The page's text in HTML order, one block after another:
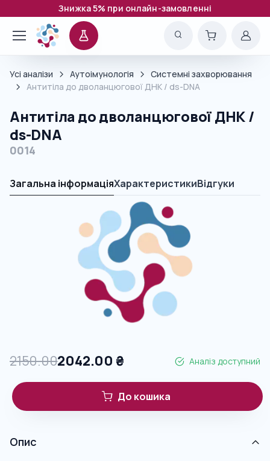
Знижка 5% при онлайн-замовленні
Усі аналізи Аутоімунологія
Системні захворювання
Антитіла до дволанцюгової ДНК / ds-DNA
Антитіла до дволанцюгової ДНК /
ds-DNA
0014
Загальна інформаціяХарактеристикиВідгуки
2150.002042.00 ₴ Аналіз доступний
До кошика
Опис